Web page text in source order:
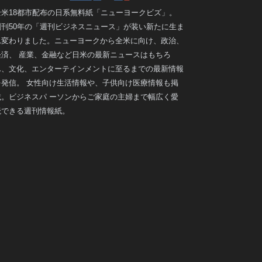
18都市配布の日系無料紙「ニューヨークビズ」。
50年の「週刊ビジネスニュース」が装い新たに生ま
わりました。ニューヨークから全米に向け、政治、
、 産業、金融など日米の最新ニュースはもちろ
文化、エンターテインメントに至るまでの最新情報
信。 女性向け生活情報や、子供向け医療情報も掲
ビジネスパ ーソンからご家庭の主婦まで幅広く愛
きる週刊情報紙。